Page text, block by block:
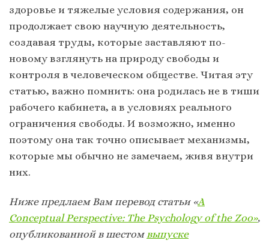
здоровье и тяжелые условия содержания, он
продолжает свою научную деятельность,
создавая труды, которые заставляют по-
новому взглянуть на природу свободы и
контроля в человеческом обществе. Читая эту
статью, важно помнить: она родилась не в тиши
рабочего кабинета, а в условиях реального
ограничения свободы. И возможно, именно
поэтому она так точно описывает механизмы,
которые мы обычно не замечаем, живя внутри
них.
Ниже предлаем Вам перевод статьи «A
Conceptual Perspective: The Psychology of the Zoo»,
опубликованной в шестом выпуске